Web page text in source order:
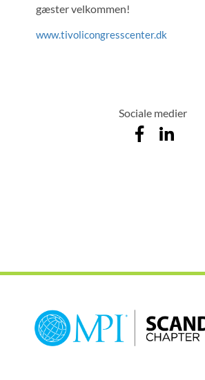
gæster velkommen!
www.tivolicongresscenter.dk
Sociale medier